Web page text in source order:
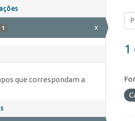
1 x
que correspondam a
1